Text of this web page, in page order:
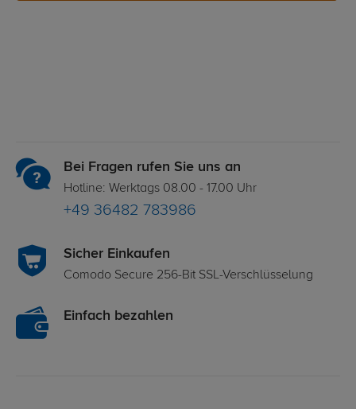
Bei Fragen rufen Sie uns an
Hotline: Werktags 08.00 - 17.00 Uhr
+49 36482 783986
Sicher Einkaufen
Comodo Secure 256-Bit SSL-Verschlüsselung
Einfach bezahlen